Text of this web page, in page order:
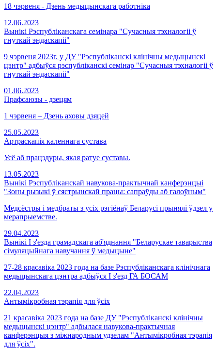
18 чэрвеня - Дзень медыцынскага работніка
12.06.2023
Вынікі Рэспубліканскага семінара "Сучасныя тэхналогіі ў
гнуткай эндаскапіі"
9 чэрвеня 2023г. у ДУ "Рэспубліканскі клінічны медыцынскі
цэнтр" адбыўся рэспубліканскі семінар "Сучасныя тэхналогіі ў
гнуткай эндаскапіі"
01.06.2023
Прафсаюзы - дзецям
1 чэрвеня – Дзень аховы дзяцей
25.05.2023
Артраскапія каленнага сустава
Усё аб працэдуры, якая ратуе суставы.
13.05.2023
Вынікі Рэспубліканскай навукова-практычнай канферэнцыі
"Зоны рызыкі ў сястрынскай працы: сапраўды аб галоўным"
Медсёстры і медбраты з усіх рэгіёнаў Беларусі прынялі ўдзел у
мерапрыемстве.
29.04.2023
Вынікі I з'езда грамадскага аб'яднання "Беларускае таварыства
сімуляцыйнага навучання ў медыцыне"
27-28 красавіка 2023 года на базе Рэспубліканскага клінічнага
медыцынскага цэнтра адбыўся I з'езд ГА БОСАМ
22.04.2023
Антымікробная тэрапія для ўсіх
21 красавіка 2023 года на базе ДУ "Рэспубліканскі клінічны
медыцынскі цэнтр" адбылася навукова-практычная
канферэнцыя з міжнародным удзелам "Антымікробная тэрапія
для ўсіх".